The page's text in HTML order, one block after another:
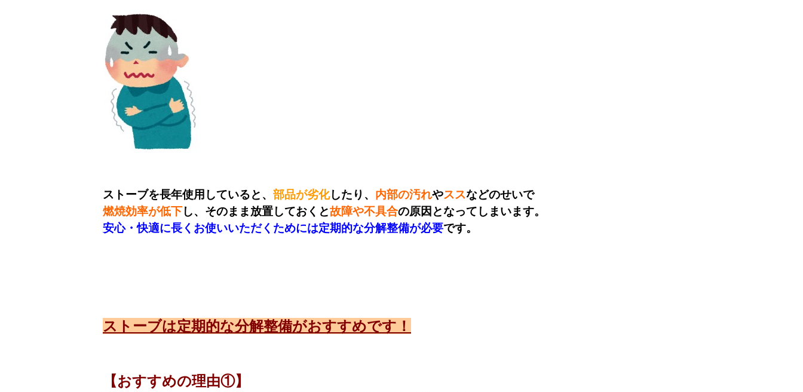
ストーブを長年使用していると、 部品が劣化したり、 内部の汚れやススなどのせいで
燃焼効率が低下し、 そのまま放置しておくと故障や不具合の原因となってしまいます。
安心・快適に長くお使いいただくためには定期的な分解整備が必要です。
ストーブは定期的な分解整備がおすすめです！
【おすすめの理由①】